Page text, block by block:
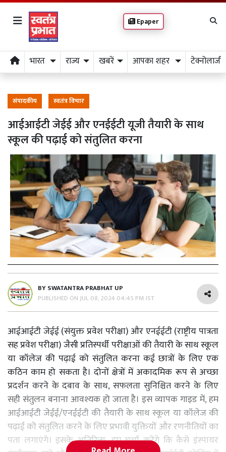
Epaper
भारत राज्य खबरें आपका शहर टेक्नोलाजी
संपादकीय स्वतंत्र विचार
आईआईटी जेईई और एनईईटी यूजी तैयारी के साथ
स्कूल की पढ़ाई को संतुलित करना
BYSWATANTRA PRABHAT UP
PUBLISHED ONJUL 08, 2024 04:45 PM IST
आईआईटी जेईई (संयुक्त प्रवेश परीक्षा) और एनईईटी (राष्ट्रीय पात्रता
सह प्रवेश परीक्षा) जैसी प्रतिस्पर्धी परीक्षाओं की तैयारी के साथ स्कूल
या कॉलेज की पढ़ाई को संतुलित करना कई छात्रों के लिए एक
कठिन काम हो सकता है। दोनों क्षेत्रों में अकादमिक रूप से अच्छा
प्रदर्शन करने के दबाव के साथ, सफलता सुनिश्चित करने के लिए
सही संतुलन बनाना आवश्यक हो जाता है। इस व्यापक गाइड में, हम
आईआईटी जेईई/एनईईटी की तैयारी के साथ स्कूल या कॉलेज की
पढ़ाई को संतुलित करने के लिए प्रभावी युक्तियों और रणनीतियों का
पता लगाएंगे। इसके अतिरिक्त, हम चर्चा करेंगे कि कैसे इंस्पायर